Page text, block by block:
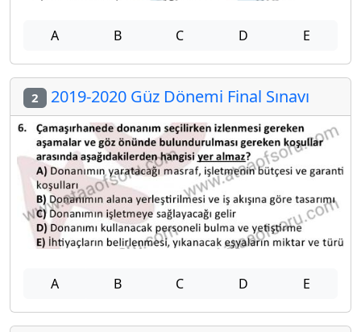
A B C D E
2 2019-2020 Güz Dönemi Final Sınavı
A B C D E